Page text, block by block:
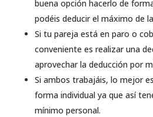
buena opción hacerlo de
podéis deducir el máximo de
Si tu pareja está en paro o
conveniente es realizar una
aprovechar la deducción por
Si ambos trabajáis, lo mejor
forma individual ya que así
mínimo personal.